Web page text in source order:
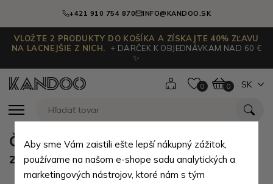
+421 910 754 870 INFO@KANDOO.SK
VLOŽTE 2 PRODUKTY DO KOŠÍKA A ZÍSKAJTE 40% ZĽAVU
NA LACNEJŠIE Z NICH.
+ DARČEK K OBJEDNÁVKAM NAD 60 €
✨
0 0 SK
Čierny dámsky štýlový batoh so
zlatým kovaním Thalasa
Aby sme Vám zaistili ešte lepší nákupný zážitok,
používame na našom e-shope sadu analytických a
marketingových nástrojov, ktoré nám s tým